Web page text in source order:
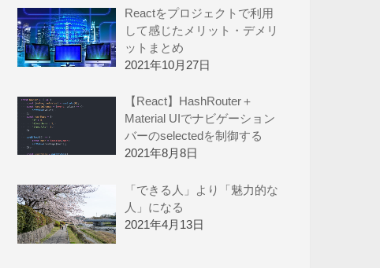
Reactをプロジェクトで利用
して感じたメリット・デメリ
ットまとめ
2021年10月27日
【React】HashRouter＋
Material UIでナビゲーション
バーのselectedを制御する
2021年8月8日
「できる人」より「魅力的な
人」になる
2021年4月13日